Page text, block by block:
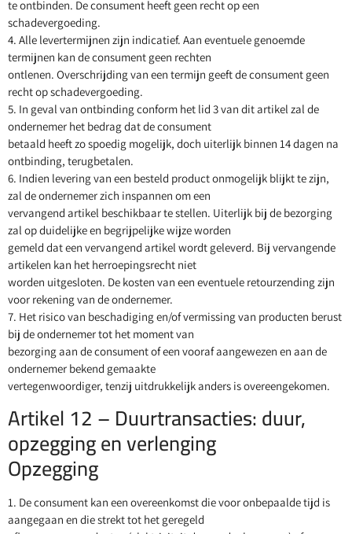
te ontbinden. De consument heeft geen recht op een
schadevergoeding.
4. Alle levertermijnen zijn indicatief. Aan eventuele genoemde
termijnen kan de consument geen rechten
ontlenen. Overschrijding van een termijn geeft de consument geen
recht op schadevergoeding.
5. In geval van ontbinding conform het lid 3 van dit artikel zal de
ondernemer het bedrag dat de consument
betaald heeft zo spoedig mogelijk, doch uiterlijk binnen 14 dagen na
ontbinding, terugbetalen.
6. Indien levering van een besteld product onmogelijk blijkt te zijn,
zal de ondernemer zich inspannen om een
vervangend artikel beschikbaar te stellen. Uiterlijk bij de bezorging
zal op duidelijke en begrijpelijke wijze worden
gemeld dat een vervangend artikel wordt geleverd. Bij vervangende
artikelen kan het herroepingsrecht niet
worden uitgesloten. De kosten van een eventuele retourzending zijn
voor rekening van de ondernemer.
7. Het risico van beschadiging en/of vermissing van producten berust
bij de ondernemer tot het moment van
bezorging aan de consument of een vooraf aangewezen en aan de
ondernemer bekend gemaakte
vertegenwoordiger, tenzij uitdrukkelijk anders is overeengekomen.
Artikel 12 – Duurtransacties: duur,
opzegging en verlenging
Opzegging
1. De consument kan een overeenkomst die voor onbepaalde tijd is
aangegaan en die strekt tot het geregeld